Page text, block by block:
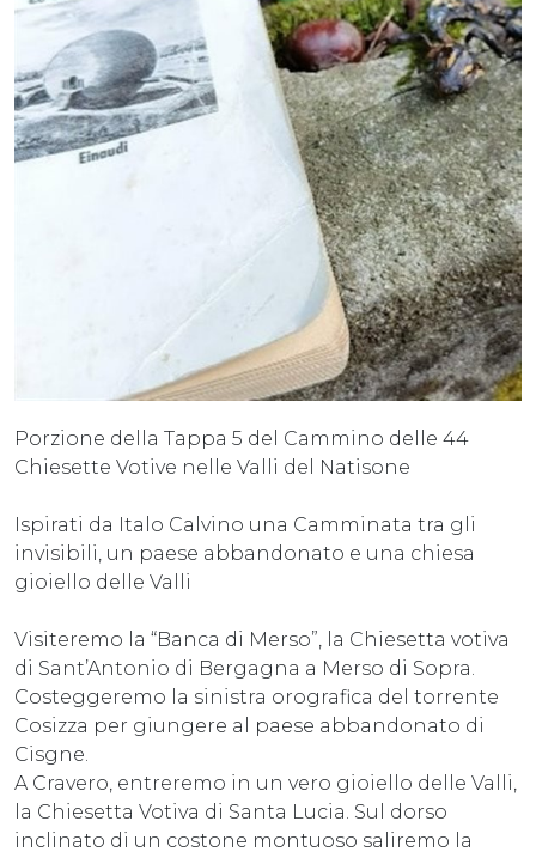
Porzione della Tappa 5 del Cammino delle 44
Chiesette Votive nelle Valli del Natisone
Ispirati da Italo Calvino una Camminata tra gli
invisibili, un paese abbandonato e una chiesa
gioiello delle Valli
Visiteremo la “Banca di Merso”, la Chiesetta votiva
di Sant’Antonio di Bergagna a Merso di Sopra.
Costeggeremo la sinistra orografica del torrente
Cosizza per giungere al paese abbandonato di
Cisgne.
A Cravero, entreremo in un vero gioiello delle Valli,
la Chiesetta Votiva di Santa Lucia. Sul dorso
inclinato di un costone montuoso saliremo la